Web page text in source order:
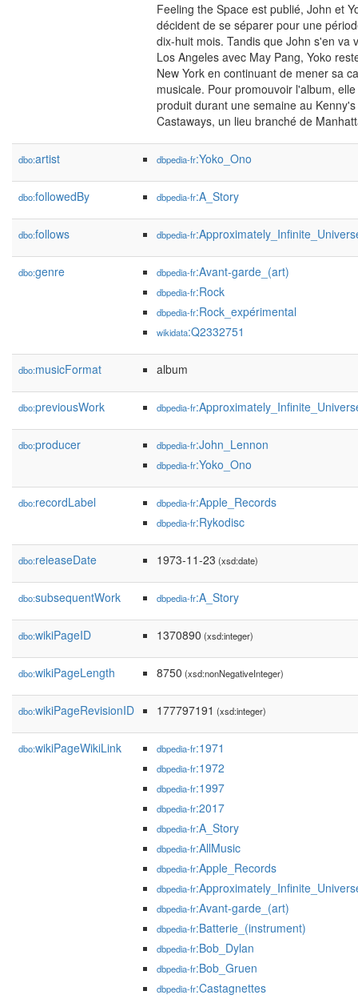
Feeling the Space est publié, John et
décident de se séparer pour une
dix-huit mois. Tandis que John s'en va
Los Angeles avec May Pang, Yoko
New York en continuant de mener sa
musicale. Pour promouvoir l'album,
produit durant une semaine au Kenny's
Castaways, un lieu branché de
dbo:artist dbpedia-fr:Yoko_Ono
dbo:followedBy dbpedia-fr:A_Story
dbo:follows dbpedia-fr
dbo:genre dbpedia-fr:Avant-garde_(art)
dbpedia-fr:Rock
dbpedia-fr:Rock_expérimental
wikidata:Q2332751
dbo:musicFormat album
dbo:previousWork dbpedia-fr
dbo:producer dbpedia-fr:John_Lennon
dbpedia-fr:Yoko_Ono
dbo:recordLabel dbpedia-fr:Apple_Records
dbpedia-fr:Rykodisc
dbo:releaseDate 1973-11-23 (xsd:date)
dbo:subsequentWork dbpedia-fr:A_Story
dbo:wikiPageID 1370890 (xsd:integer)
dbo:wikiPageLength 8750 (xsd:nonNegativeInteger)
dbo:wikiPageRevisionID 177797191 (xsd:integer)
dbo:wikiPageWikiLink dbpedia-fr:1971
dbpedia-fr:1972
dbpedia-fr:1997
dbpedia-fr:2017
dbpedia-fr:A_Story
dbpedia-fr:AllMusic
dbpedia-fr:Apple_Records
dbpedia-fr
dbpedia-fr:Avant-garde_(art)
dbpedia-fr:Batterie_(instrument)
dbpedia-fr:Bob_Dylan
dbpedia-fr:Bob_Gruen
dbpedia-fr:Castagnettes